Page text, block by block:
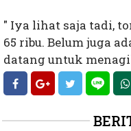
" Iya lihat saja tadi,
65 ribu. Belum juga
datang untuk